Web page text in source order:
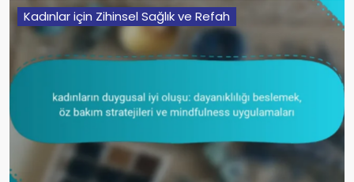
Kadınlar için Zihinsel Sağlık ve Refah